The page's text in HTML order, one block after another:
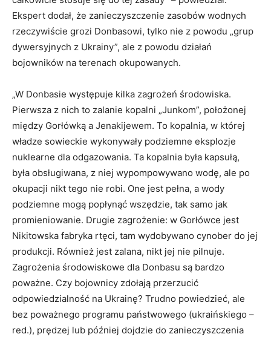
Ekspert dodał, że zanieczyszczenie zasobów wodnych
rzeczywiście grozi Donbasowi, tylko nie z powodu „grup
dywersyjnych z Ukrainy”, ale z powodu działań
bojowników na terenach okupowanych.
„W Donbasie występuje kilka zagrożeń środowiska.
Pierwsza z nich to zalanie kopalni „Junkom”, położonej
między Gorłówką a Jenakijewem. To kopalnia, w której
władze sowieckie wykonywały podziemne eksplozje
nuklearne dla odgazowania. Ta kopalnia była kapsułą,
była obsługiwana, z niej wypompowywano wodę, ale po
okupacji nikt tego nie robi. One jest pełna, a wody
podziemne mogą popłynąć wszędzie, tak samo jak
promieniowanie. Drugie zagrożenie: w Gorłówce jest
Nikitowska fabryka rtęci, tam wydobywano cynober do jej
produkcji. Również jest zalana, nikt jej nie pilnuje.
Zagrożenia środowiskowe dla Donbasu są bardzo
poważne. Czy bojownicy zdołają przerzucić
odpowiedzialność na Ukrainę? Trudno powiedzieć, ale
bez poważnego programu państwowego (ukraińskiego –
red.), prędzej lub później dojdzie do zanieczyszczenia